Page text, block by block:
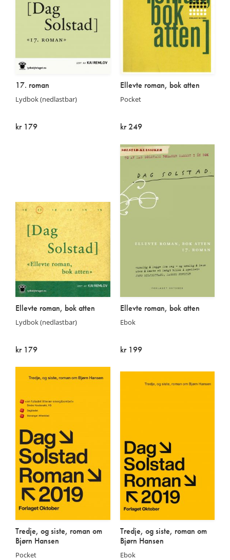
17. roman
Lydbok (nedlastbar)
kr 179
Ellevte roman, bok atten
Pocket
kr 249
Ellevte roman, bok atten
Lydbok (nedlastbar)
kr 179
Ellevte roman, bok atten
Ebok
kr 199
Tredje, og siste, roman om
Bjørn Hansen
Pocket
Tredje, og siste, roman om
Bjørn Hansen
Ebok